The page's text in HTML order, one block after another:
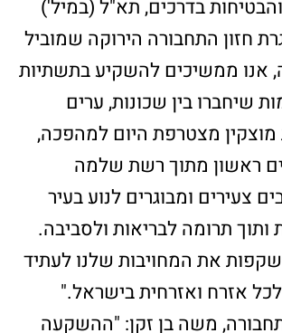
"חניכת פארק המסילה החדש מהווה ציון דרך
חשוב בפיתוח העיר ובשיפור איכות החיים של
תושבי קריית מוצקין. הפארק יספק לתושבים
מרחב פנאי איכותי וידידותי לסביבה לכל בני
המשפחה. אני גאה בשיתוף הפעולה הפורה עם
חברת חוצה ישראל ומשרד התחבורה, שמסייע
לקדם תחבורה ירוקה וברת קיימא בעיר."
מנכ"ל חברת חוצה ישראל, דן שנבך: "חניכת שביל
האופניים והפגישה המקצועית עם הנהגת העיר
מבטאים את השותפות העמוקה שלנו עם קריית
מוצקין. רשת שבילי האופניים שאנחנו מקימים
בעיר תהפוך את המרחב העירוני לנגיש, בטוח
ומודרני – תשתית ירוקה שתשרת את התושבים
שנים קדימה ותשפר את הנגישות לכל תחומי
החיים."